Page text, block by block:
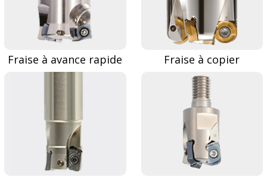
Fraise à avance rapide Fraise à copier